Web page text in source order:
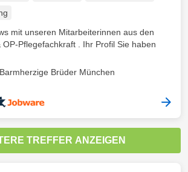
mit unseren Mitarbeiterinnen aus den
OP-Pflegefachkraft . Ihr Profil Sie haben
Brüder München
TREFFER ANZEIGEN